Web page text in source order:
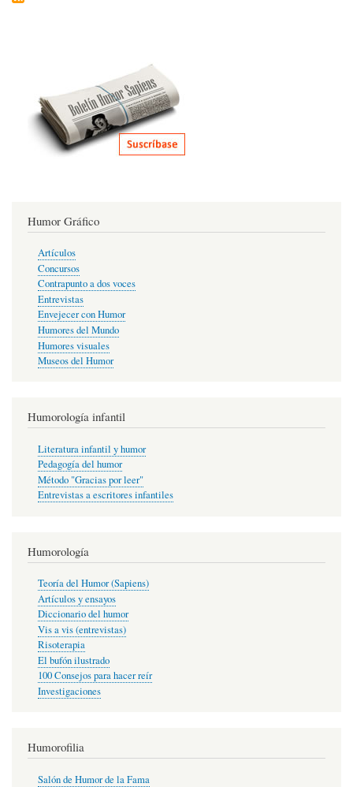
Humor Gráfico
Artículos
Concursos
Contrapunto a dos voces
Entrevistas
Envejecer con Humor
Humores del Mundo
Humores visuales
Museos del Humor
Humorología infantil
Literatura infantil y humor
Pedagogía del humor
Método "Gracias por leer"
Entrevistas a escritores infantiles
Humorología
Teoría del Humor (Sapiens)
Artículos y ensayos
Diccionario del humor
Vis a vis (entrevistas)
Risoterapia
El bufón ilustrado
100 Consejos para hacer reír
Investigaciones
Humorofilia
Salón de Humor de la Fama